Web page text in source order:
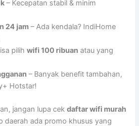
– Kecepatan stabil & minim
24 jam – Ada kendala? IndiHome
pilihwifi 100 ribuan atau yang
– Banyak benefit tambahan,
Hotstar!
jangan lupa cekdaftar wifi murah
daerah ada promo khusus yang